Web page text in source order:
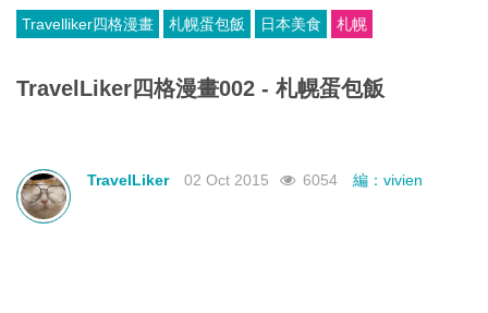
Travelliker四格漫畫 札幌蛋包飯 日本美食 札幌
TravelLiker四格漫畫002 - 札幌蛋包飯
TravelLiker 02 Oct 2015 6054 編：vivien